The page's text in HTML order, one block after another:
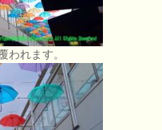
われます。